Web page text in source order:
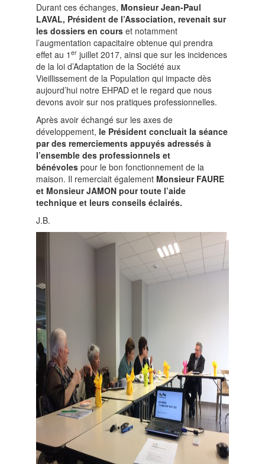
Durant ces échanges, Monsieur Jean-Paul
LAVAL, Président de l’Association, revenait sur
les dossiers en cours et notamment
l’augmentation capacitaire obtenue qui prendra
effet au 1er juillet 2017, ainsi que sur les incidences
de la loi d’Adaptation de la Société aux
Vieillissement de la Population qui impacte dès
aujourd’hui notre EHPAD et le regard que nous
devons avoir sur nos pratiques professionnelles.
Après avoir échangé sur les axes de
développement, le Président concluait la séance
par des remerciements appuyés adressés à
l’ensemble des professionnels et
bénévoles pour le bon fonctionnement de la
maison. Il remerciait également Monsieur FAURE
et Monsieur JAMON pour toute l’aide
technique et leurs conseils éclairés.
J.B.